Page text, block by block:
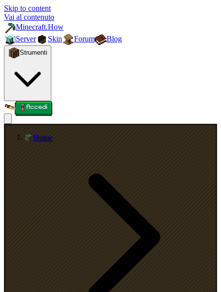
Skip to content
Vai al contenuto
Minecraft.How
Server
Skin Forum Blog
Strumenti
Accedi
Home